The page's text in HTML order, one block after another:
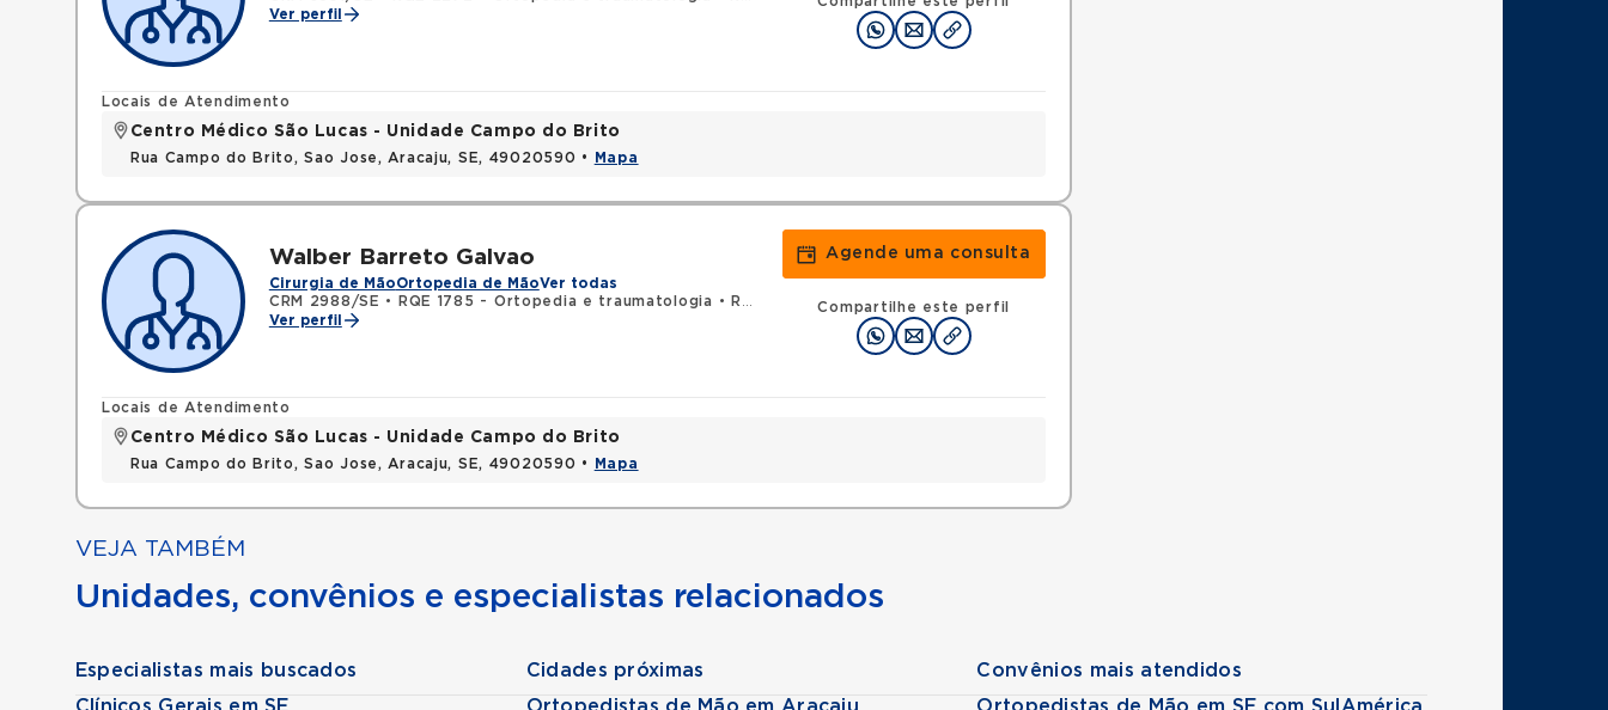
Ver perfil
Locais de Atendimento
Centro Médico São Lucas - Unidade Campo do Brito
Rua Campo do Brito, Sao Jose, Aracaju, SE, 49020590 • Mapa
Walber Barreto Galvao
Cirurgia de MãoOrtopedia de MãoVer todas
CRM 2988/SE • RQE 1785 - Ortopedia e traumatologia •
RQE 1786 - Cirurgia da mão
Ver perfil
Agende uma consulta
Compartilhe este perfil
Locais de Atendimento
Centro Médico São Lucas - Unidade Campo do Brito
Rua Campo do Brito, Sao Jose, Aracaju, SE, 49020590 • Mapa
VEJA TAMBÉM
Unidades, convênios e especialistas relacionados
Especialistas mais buscados
Cidades próximas
Convênios mais atendidos